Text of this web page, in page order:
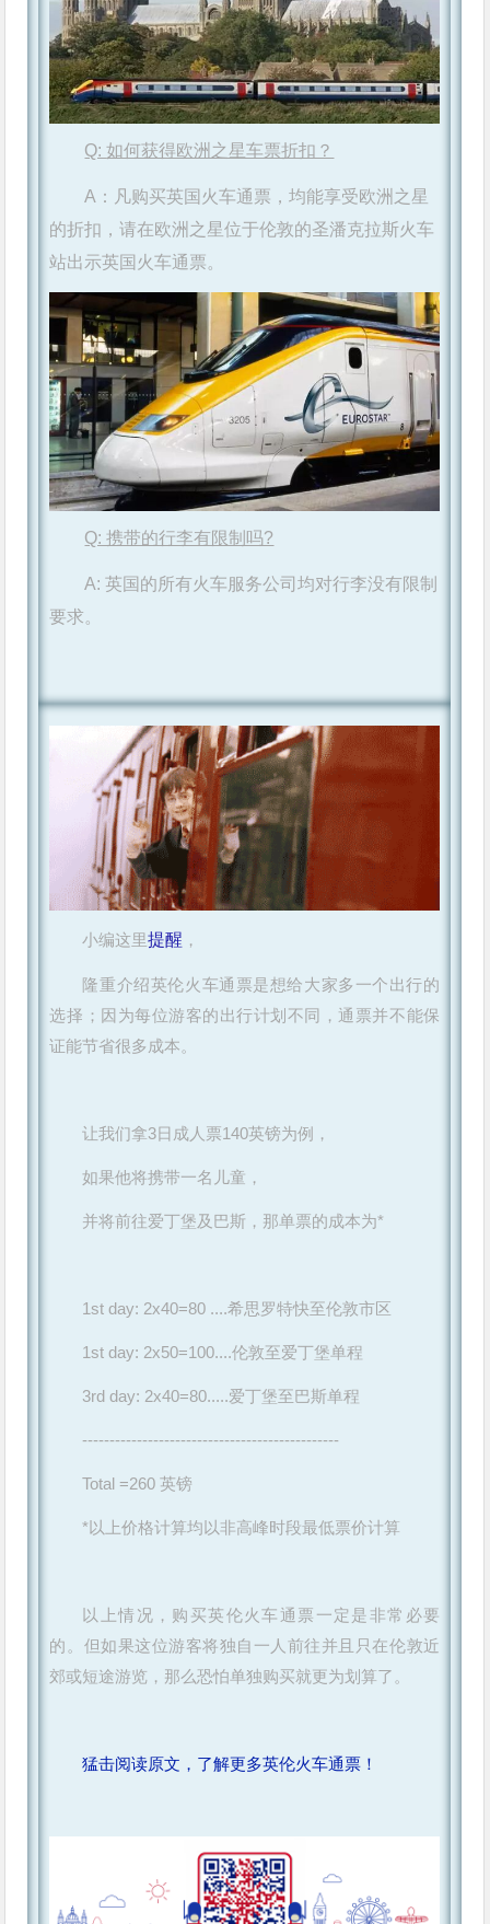
Q:如何获得欧洲之星车票折扣？
A：凡购买英国火车通票，均能享受欧洲之星
的折扣，请在欧洲之星位于伦敦的圣潘克拉斯火车
站出示英国火车通票。
Q: 携带的行李有限制吗?
A: 英国的所有火车服务公司均对行李没有限制
要求。
小编这里提醒 ，
隆重介绍英伦火车通票是想给大家多一个出行的
选择；因为每位游客的出行计划不同，通票并不能保
证能节省很多成本。
让我们拿3日成人票140英镑为例，
如果他将携带一名儿童，
并将前往爱丁堡及巴斯，那单票的成本为*
1st day: 2x40=80 ....希思罗特快至伦敦市区
1st day: 2x50=100....伦敦至爱丁堡单程
3rd day: 2x40=80.....爱丁堡至巴斯单程
-----------------------------------------------
Total =260 英镑
*以上价格计算均以非高峰时段最低票价计算
以上情况，购买英伦火车通票一定是非常必要
的。但如果这位游客将独自一人前往并且只在伦敦近
郊或短途游览，那么恐怕单独购买就更为划算了。
猛击阅读原文，了解更多英伦火车通票！